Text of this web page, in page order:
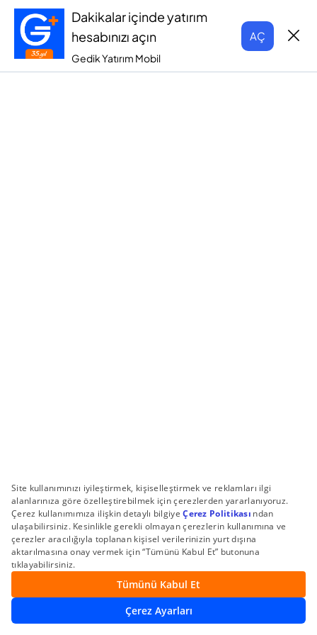
Dakikalar içinde yatırım
hesabınızı açın
Gedik Yatırım Mobil
AÇ